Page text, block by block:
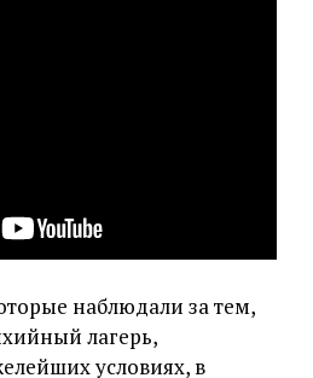
наблюдали за тем,
лагерь,
условиях, в